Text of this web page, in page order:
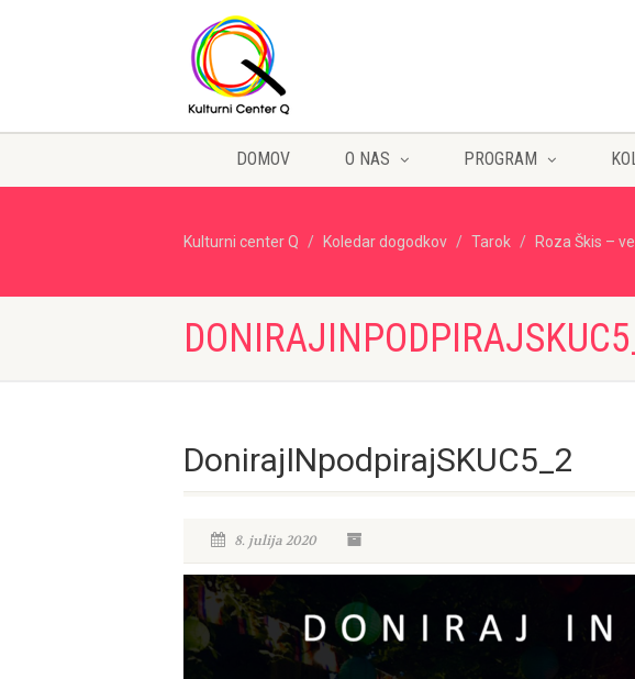
DOMOV O NAS PROGRAM
Kulturni center Q Koledar dogodkov Tarok Roza Škis –
DonirajINpodpirajSKUC5_2
8. julija 2020